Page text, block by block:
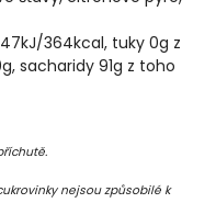
364kcal, tuky 0g z
sacharidy 91g z toho
nejsou způsobilé k